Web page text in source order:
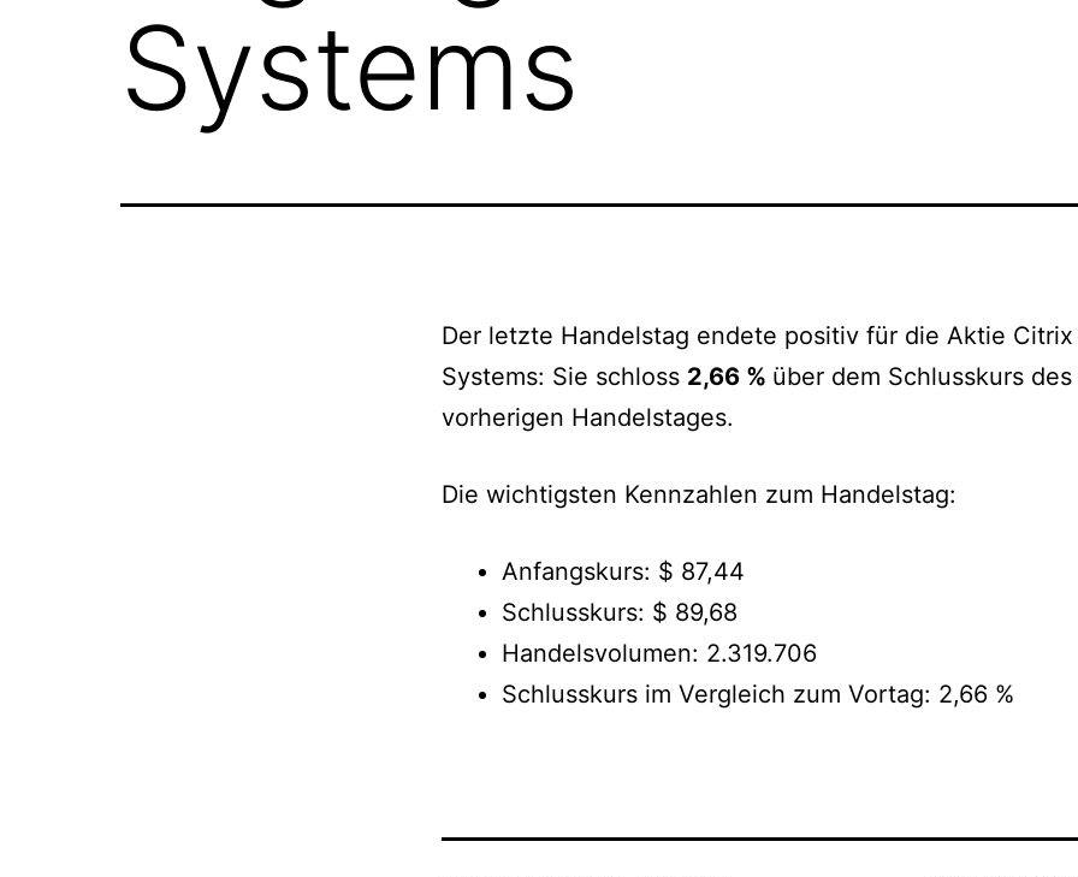
Systems
Der letzte Handelstag endete positiv für die Aktie Citrix
Systems: Sie schloss 2,66 % über dem Schlusskurs des
vorherigen Handelstages.
Die wichtigsten Kennzahlen zum Handelstag:
Anfangskurs: $ 87,44
Schlusskurs: $ 89,68
Handelsvolumen: 2.319.706
Schlusskurs im Vergleich zum Vortag: 2,66 %